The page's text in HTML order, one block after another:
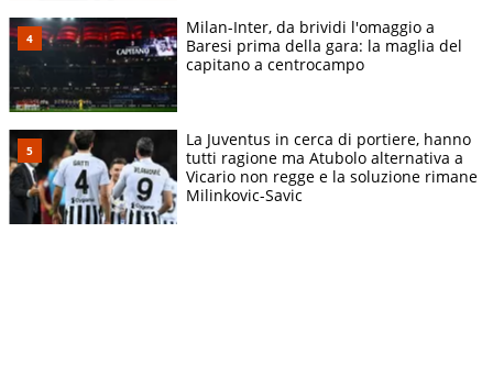
Milan-Inter, da brividi l'omaggio a
Baresi prima della gara: la maglia del
capitano a centrocampo
La Juventus in cerca di portiere, hanno
tutti ragione ma Atubolo alternativa a
Vicario non regge e la soluzione rimane
Milinkovic-Savic